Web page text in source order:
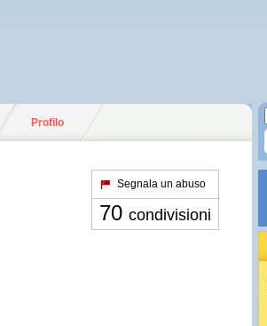
Profilo
Segnala un abuso
70 condivisioni